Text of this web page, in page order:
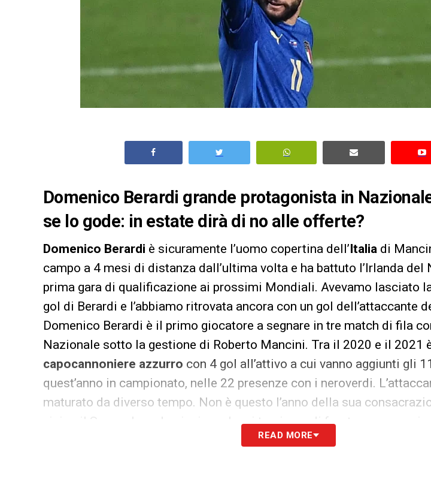
Domenico Berardi grande protagonista in
se lo gode: in estate dirà di no alle offerte?
Domenico Berardi è sicuramente l’uomo copertina dell’Italia di
campo a 4 mesi di distanza dall’ultima volta e ha battuto l’Irlanda del
prima gara di qualificazione ai prossimi Mondiali. Avevamo lasciato
gol di Berardi e l’abbiamo ritrovata ancora con un gol dell’attaccante
Domenico Berardi è il primo giocatore a segnare in tre match di fila
Nazionale sotto la gestione di Roberto Mancini. Tra il 2020 e il 2021
capocannoniere azzurro con 4 gol all’attivo a cui vanno aggiunti gli
quest’anno in campionato, nelle 22 presenze con i neroverdi.
maturato da diverso tempo. Non è questo l’anno della sua
vicino il Sassuolo sa benissimo che ci troviamo di fronte a un
quest’anno. A volte ci sono giocatori che fanno il passo più lungo della
READ MORE